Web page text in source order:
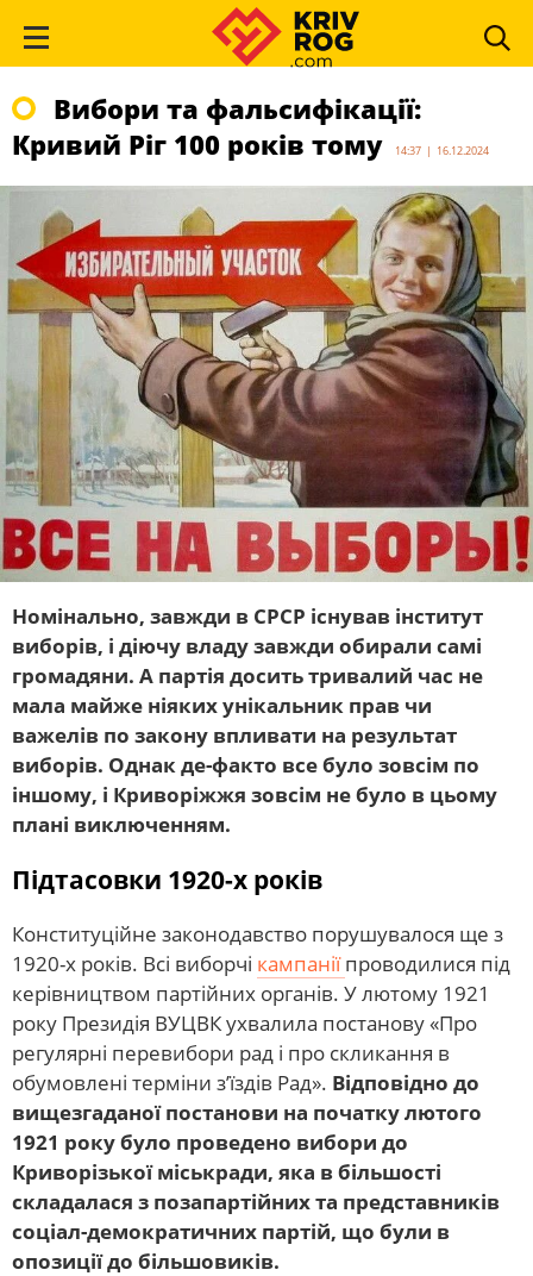
Вибори та фальсифікації:
Кривий Ріг 100 років тому
14:37 | 16.12.2024
Номінально, завжди в СРСР існував інститут
виборів, і діючу владу завжди обирали самі
громадяни. А партія досить тривалий час не
мала майже ніяких унікальник прав чи
важелів по закону впливати на результат
виборів. Однак де-факто все було зовсім по
іншому, і Криворіжжя зовсім не було в цьому
плані виключенням.
Підтасовки 1920-х років
Конституційне законодавство порушувалося ще з
1920-х років. Всі виборчі кампаніїпроводилися під
керівництвом партійних органів. У лютому 1921
року Президія ВУЦВК ухвалила постанову «Про
регулярні перевибори рад і про скликання в
обумовлені терміни з’їздів Рад». Відповідно до
вищезгаданої постанови на початку лютого
1921 року було проведено вибори до
Криворізької міськради, яка в більшості
складалася з позапартійних та представників
соціал-демократичних партій, що були в
опозиції до більшовиків.